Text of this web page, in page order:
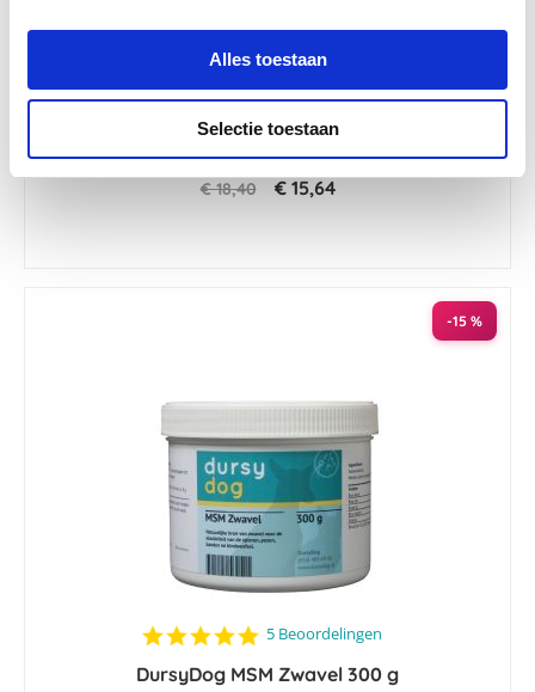
Alles toestaan
Selectie toestaan
4.5
star
48 Beoordelingen
€ 18,40 € 15,64
-15 %
4.8
rating
5 Beoordelingen
DursyDog MSM Zwavel 300 g